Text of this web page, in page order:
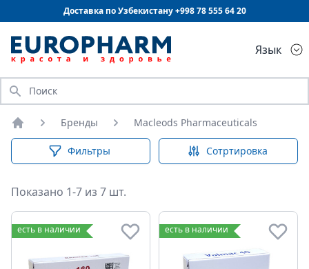
Доставка по Узбекистану +99878 555 64 20
Язык
Искать
Главная
Бренды Macleods Pharmaceuticals
Фильтры Сотртировка
Показано 1-7 из 7 шт.
есть в наличии есть в наличии